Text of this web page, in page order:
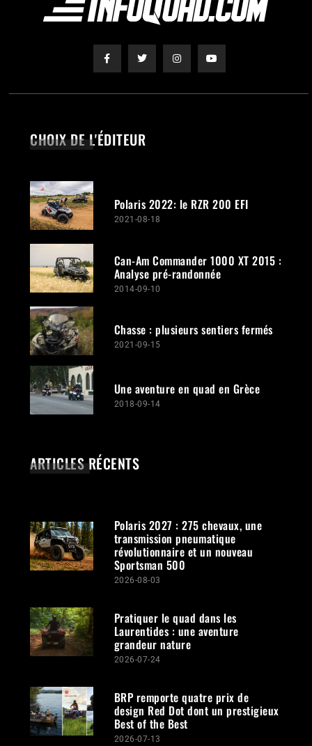
CHOIX DE L'ÉDITEUR
Polaris 2022: le RZR 200 EFI
2021-08-18
Can-Am Commander 1000 XT 2015 :
Analyse pré-randonnée
2014-09-10
Chasse : plusieurs sentiers fermés
2021-09-15
Une aventure en quad en Grèce
2018-09-14
ARTICLES RÉCENTS
Polaris 2027 : 275 chevaux, une
transmission pneumatique
révolutionnaire et un nouveau
Sportsman 500
2026-08-03
Pratiquer le quad dans les
Laurentides : une aventure
grandeur nature
2026-07-24
BRP remporte quatre prix de
design Red Dot dont un prestigieux
Best of the Best
2026-07-13